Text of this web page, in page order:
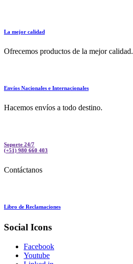
La mejor calidad
Ofrecemos productos de la mejor calidad.
Envíos Nacionales e Internacionales
Hacemos envíos a todo destino.
Soporte 24/7
(+51) 980 660 403
Contáctanos
Libro de Reclamaciones
Social Icons
Facebook
Youtube